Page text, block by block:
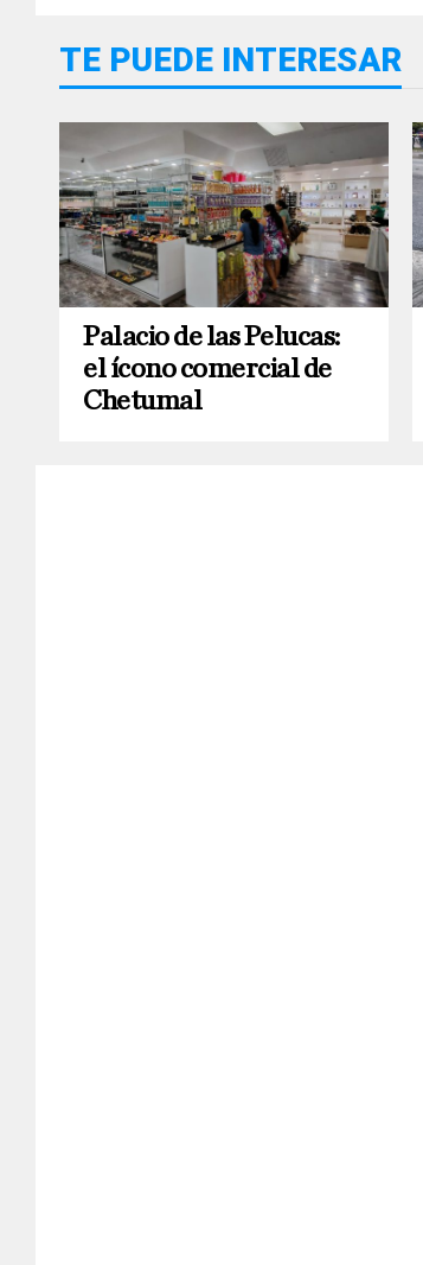
TE PUEDE INTERESAR
Palacio de las Pelucas:
el ícono comercial de
Chetumal